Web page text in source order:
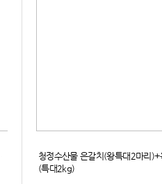
청정수산물 은갈치(왕특대2마리)+
(특대2kg)